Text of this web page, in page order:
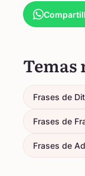
Temas
Frases de
Frases de
Frases de